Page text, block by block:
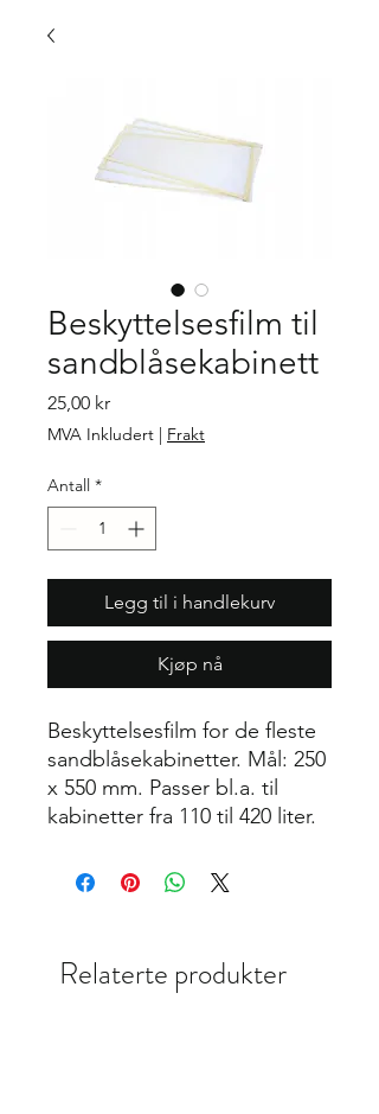
Beskyttelsesfilm til
sandblåsekabinett
25,00 krPris
MVA Inkludert | Frakt
Antall *
Legg til i handlekurv
Kjøp nå
Beskyttelsesfilm for de fleste
sandblåsekabinetter. Mål: 250
x 550 mm. Passer bl.a. til
kabinetter fra 110 til 420 liter.
Relaterte produkter